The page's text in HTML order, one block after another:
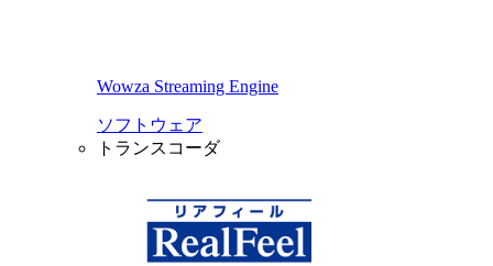
Wowza Streaming Engine
ソフトウェア
トランスコーダ